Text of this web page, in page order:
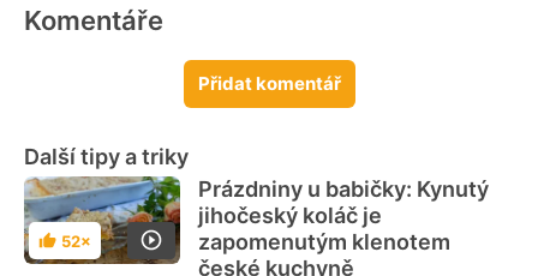
Komentáře
Přidat komentář
Další tipy a triky
Hodnocení
52×
Prázdniny u babičky: Kynutý
jihočeský koláč je
zapomenutým klenotem
české kuchyně